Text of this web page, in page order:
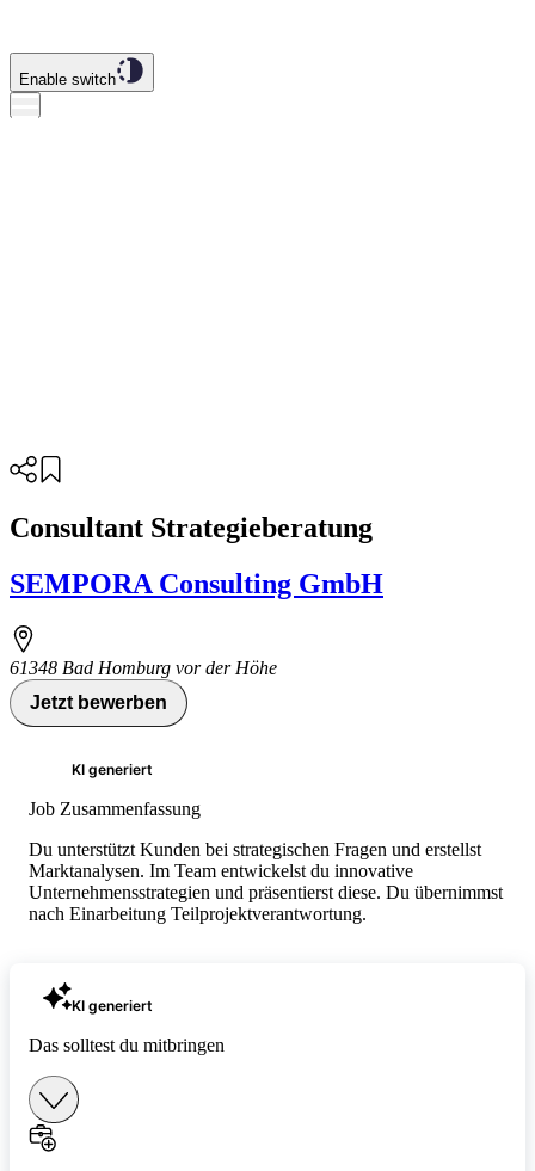
Enable switch
Consultant Strategieberatung
SEMPORA Consulting GmbH
61348 Bad Homburg vor der Höhe
Jetzt bewerben
KI generiert
Job Zusammenfassung
Du unterstützt Kunden bei strategischen Fragen und erstellst
Marktanalysen. Im Team entwickelst du innovative
Unternehmensstrategien und präsentierst diese. Du übernimmst
nach Einarbeitung Teilprojektverantwortung.
KI generiert
Das solltest du mitbringen